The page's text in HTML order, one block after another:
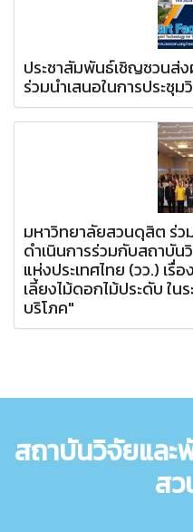
ประชาสัมพันธ์เชิญชวนส่ง
ร่วมนำเสนอในการประชุม
มหาวิทยาลัยสวนดุสิต ร่
ดำเนินการร่วมกับสถาบัน
แห่งประเทศไทย (วว.) เ
เลี้ยงไม้ดอกไม้ประดับ ใ
บริโภค"
สถาบันวิจัยแล
ส